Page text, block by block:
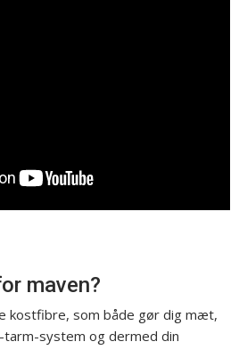
maven?
kostfibre, som både gør dig mæt,
system og dermed din